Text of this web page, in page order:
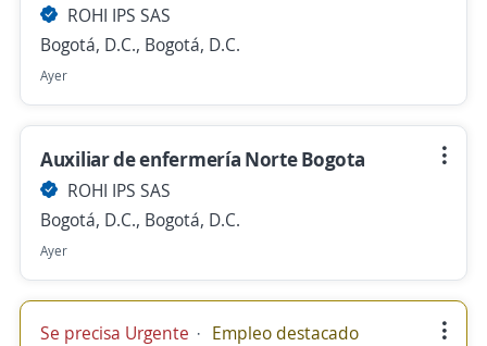
ROHI IPS SAS
Bogotá, D.C., Bogotá, D.C.
Ayer
Auxiliar de enfermería Norte Bogota
ROHI IPS SAS
Bogotá, D.C., Bogotá, D.C.
Ayer
Se precisa Urgente Empleo destacado